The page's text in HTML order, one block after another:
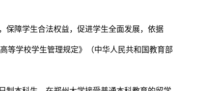
保障学生合法权益，促进学生全面发展，依据
等学校学生管理规定》（中华人民共和国教育部